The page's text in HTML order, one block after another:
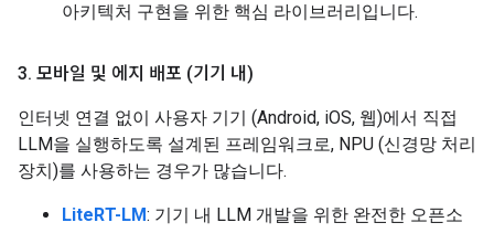
아키텍처 구현을 위한 핵심 라이브러리입니다.
3. 모바일 및 에지 배포 (기기 내)
인터넷 연결 없이 사용자 기기 (Android, iOS, 웹)에서 직접
LLM을 실행하도록 설계된 프레임워크로, NPU (신경망 처리
장치)를 사용하는 경우가 많습니다.
LiteRT-LM: 기기 내 LLM 개발을 위한 완전한 오픈소